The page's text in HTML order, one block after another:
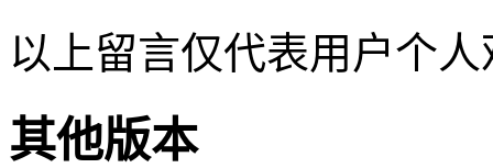
以上留言仅代表用户个
其他版本